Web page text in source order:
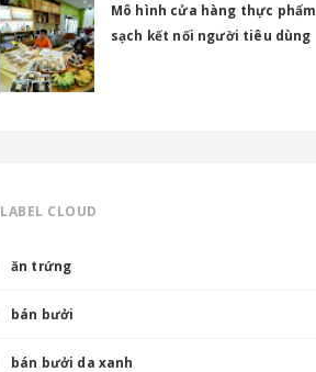
Mô hình cửa hàng thực phẩm
sạch kết nối người tiêu dùng
LABEL CLOUD
ăn trứng
bán bưởi
bán bưởi da xanh